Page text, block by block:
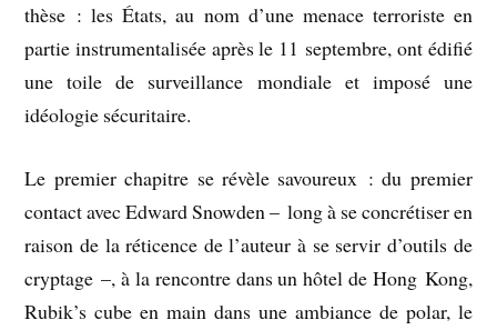
thèse : les États, au nom d’une menace terroriste en
partie instrumentalisée après le 11 septembre, ont édifié
une toile de surveillance mondiale et imposé une
idéologie sécuritaire.
Le premier chapitre se révèle savoureux : du premier
contact avec Edward Snowden – long à se concrétiser en
raison de la réticence de l’auteur à se servir d’outils de
cryptage –, à la rencontre dans un hôtel de Hong Kong,
Rubik’s cube en main dans une ambiance de polar, le